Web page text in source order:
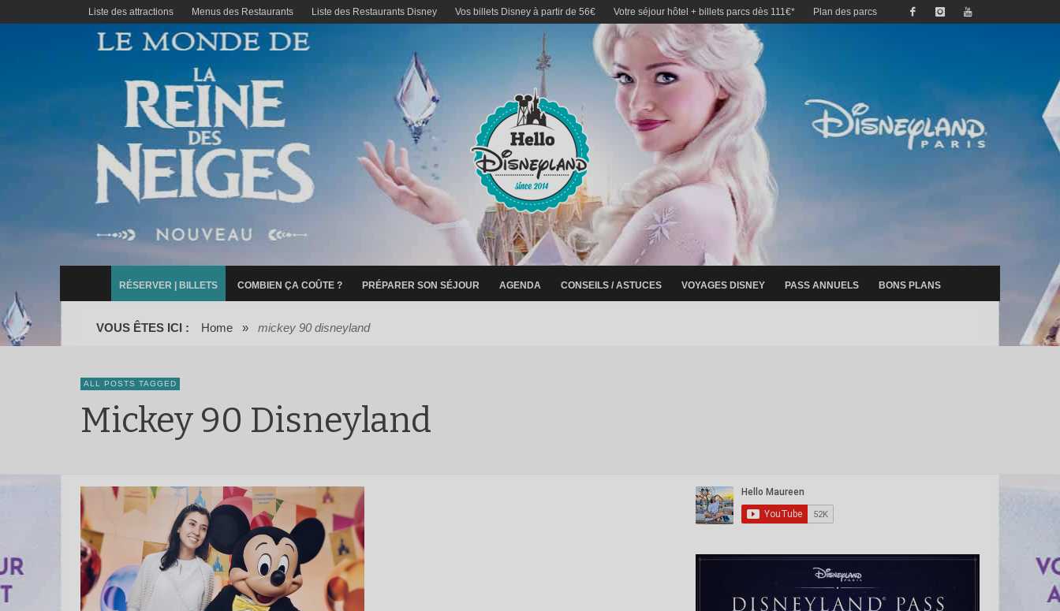
Liste des attractions Menus des Restaurants Liste des Restaurants Disney Vos billets Disney à partir de 56€ Votre séjour hôtel + billets parcs dès 111€* Plan des parcs
RÉSERVER | BILLETS COMBIEN ÇA COÛTE ? PRÉPARER SON SÉJOUR AGENDA CONSEILS / ASTUCES VOYAGES DISNEY PASS ANNUELS BONS PLANS
VOUS ÊTES ICI : Home » mickey 90 disneyland
ALL POSTS TAGGED
Mickey 90 Disneyland